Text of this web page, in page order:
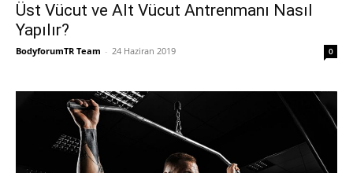
Üst Vücut ve Alt Vücut Antrenmanı Nasıl
Yapılır?
BodyforumTR Team - 24 Haziran 2019 0